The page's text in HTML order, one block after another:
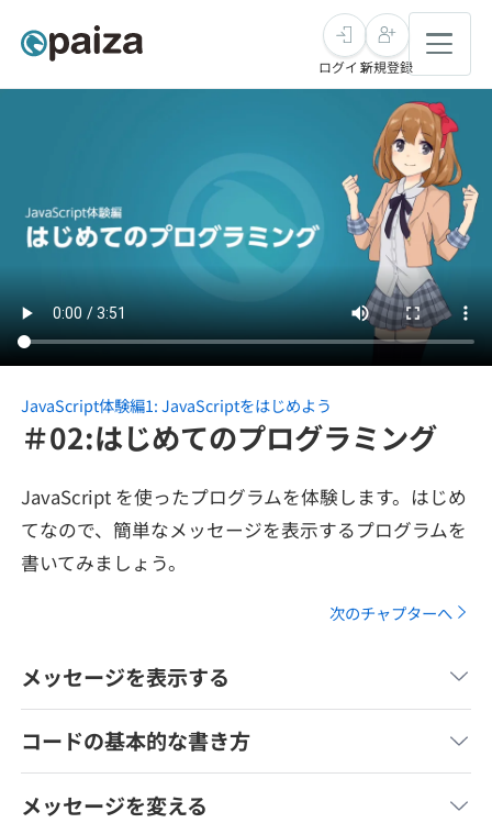
求人検索
転職成功ガイド
転職エージェント
未経験転職
インタビュー
転職成功ガイド
求人検索
インターン
新卒エージェント
インタビュー
就活成功ガイド
学習
問題集
4択課題
プラン
個人向けプラン
プログラミング言語
SQL
評価結果一覧
ゲーム・マンガ
メディア
Tech Team Journal
paizaとは？
ログイン新規登録
JavaScript体験編1: JavaScriptをはじめよう
＃02:はじめてのプログラミング
JavaScript を使ったプログラムを体験します。はじめ
てなので、簡単なメッセージを表示するプログラムを
書いてみましょう。
次のチャプターへ
メッセージを表示する
コードの基本的な書き方
メッセージを変える